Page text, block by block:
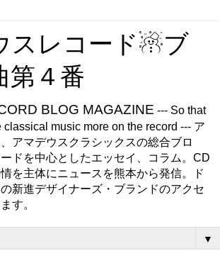
スレコード☃ブ
第４番
BLOG MAGAZINE --- So that
music more on the record --- ア
アマデウスクラシックスの総合ブロ
ドを中心としたエッセイ、コラム。CD
を主体にニュースを熊本から発信。ド
新進デザイナーズ・ブランドのアクセ
す。
▼